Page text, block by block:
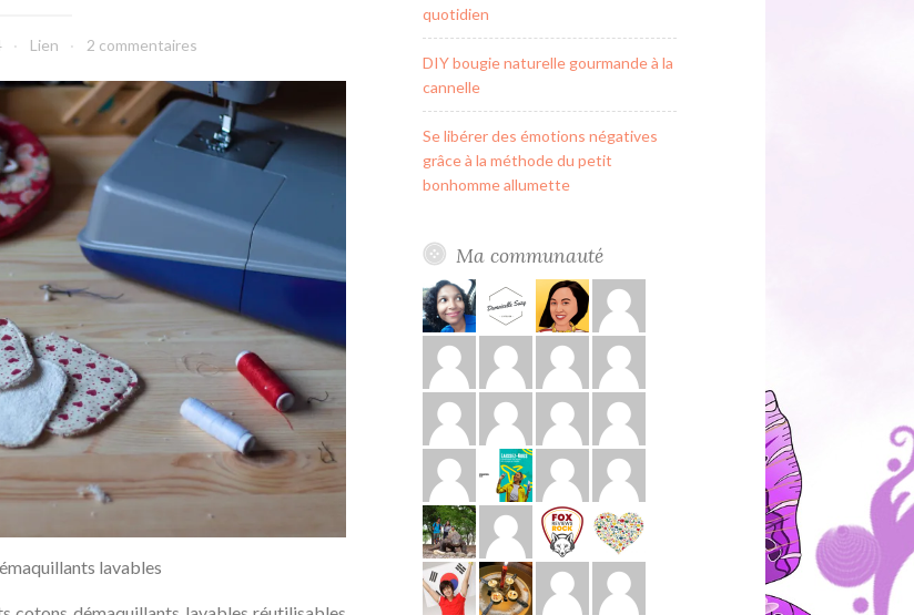
Lien 2 commentaires
lavables
quotidien
DIY bougie naturelle gourmande à la
cannelle
Se libérer des émotions négatives
grâce à la méthode du petit
bonhomme allumette
Ma communauté